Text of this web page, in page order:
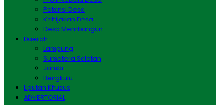
Potensi Desa
Kebijakan Desa
Desa Membangun
Daerah
Lampung
Sumatera Selatan
Jambi
Bengkulu
Liputan Khusus
ADVERTORIAL